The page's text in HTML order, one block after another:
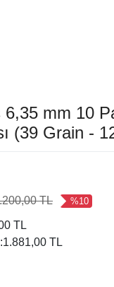
mm 10
(39 Grain -
TL %10
TL
1.881,00 TL